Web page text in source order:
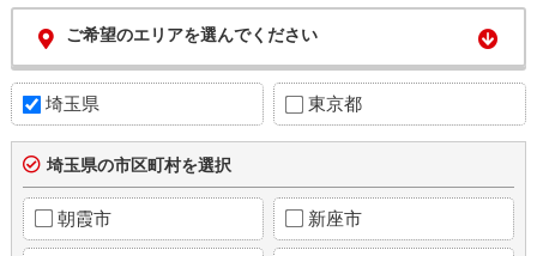
ご希望のエリアを選んでください
埼玉県 東京都
埼玉県の市区町村を選択
朝霞市 新座市